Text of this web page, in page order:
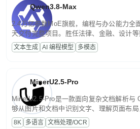
Qwen3.8-Max
2.4万亿参数MoE旗舰，编程与办公能力全
天交付完整项目。胜任法律、金融、设计
话端到端交付生产级成果。原生视觉理解贯
程，支持超长文档与长视频的深度语义解析
文本生成 AI 编程模型 多模态
MinerU2.5-Pro
MinerU2.5-Pro是一款面向复杂文档解析与
够从图片和文档中识别文字、理解页面布
为便于存储、检索和二次处理的结构化结果
8K 多语言 文档处理/OCR